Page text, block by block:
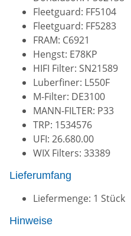
Fleetguard: FF5104
Fleetguard: FF5283
FRAM: C6921
Hengst: E78KP
HIFI Filter: SN21589
Luberfiner: L550F
M-Filter: DE3100
MANN-FILTER: P33
TRP: 1534576
UFI: 26.680.00
WIX Filters: 33389
Lieferumfang
Liefermenge: 1 Stück
Hinweise